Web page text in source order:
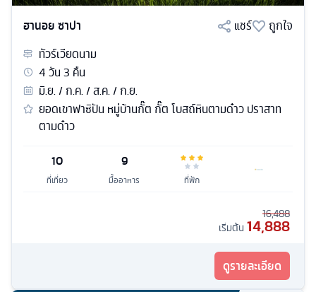
ฮานอย ซาปา แชร์
ถูกใจ
ทัวร์เวียดนาม
4วัน3 คืน
มิ.ย. / ก.ค. / ส.ค. / ก.ย.
ยอดเขาฟาซิปัน หมู่บ้านกั๊ต กั๊ต โบสถ์หินตามด๋าว ปราสาท
ตามด๋าว
10
ที่เที่ยว
9
มื้ออาหาร ที่พัก
16,488
เริ่มต้น 14,888
ดูรายละเอียด